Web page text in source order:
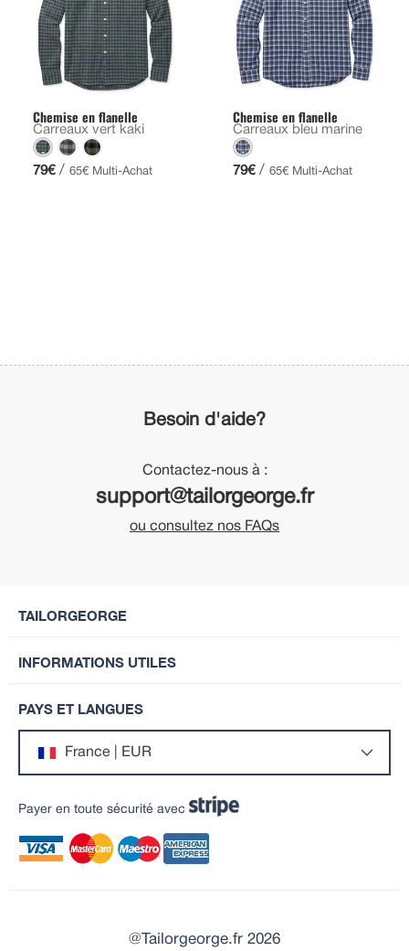
Chemise en flanelle
Carreaux vert kaki
79€ / 65€ Multi-Achat
Chemise en flanelle
Carreaux bleu marine
79€ / 65€ Multi-Achat
Besoin d'aide?
Contactez-nous à :
support@tailorgeorge.fr
ou consultez nos FAQs
TAILORGEORGE
INFORMATIONS UTILES
PAYS ET LANGUES
France | EUR
Payer en toute sécurité avec
@Tailorgeorge.fr 2026